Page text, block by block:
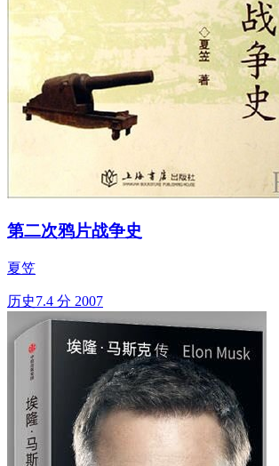
第二次鸦片战争史
夏笠
历史7.4 分 2007